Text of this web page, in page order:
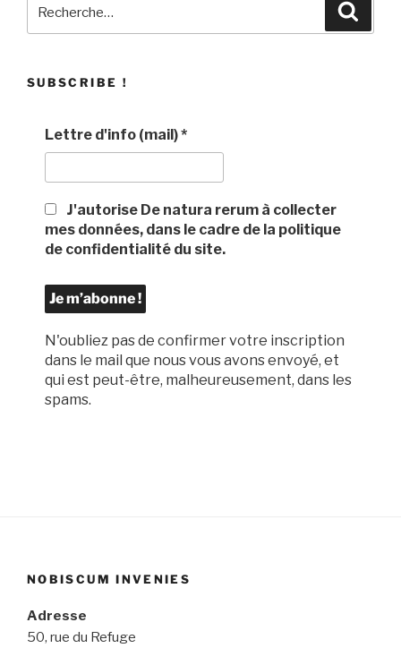
SUBSCRIBE !
Lettre d'info (mail)*
J'autorise De natura rerum à collecter
mes données, dans le cadre de la politique
de confidentialité du site.
N'oubliez pas de confirmer votre inscription
dans le mail que nous vous avons envoyé, et
qui est peut-être, malheureusement, dans les
spams.
NOBISCUM INVENIES
Adresse
50, rue du Refuge